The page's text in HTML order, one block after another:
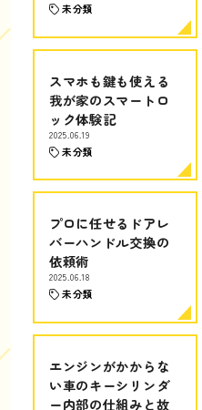
未分類
スマホも鍵も使える
我が家のスマートロ
ック体験記
2025.06.19
未分類
プロに任せるドアレ
バーハンドル交換の
依頼術
2025.06.18
未分類
エンジンがかからな
い車のキーシリンダ
ー内部の仕組みと故